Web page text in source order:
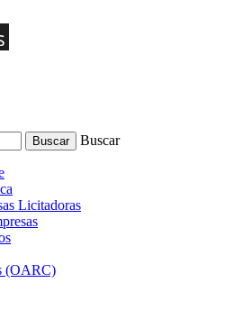
Buscar
Licitadoras
(OARC)